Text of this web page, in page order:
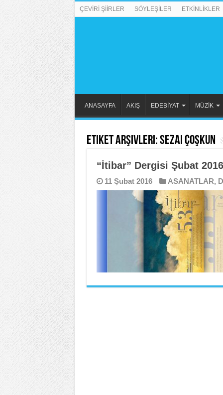
ÇEVİRİ ŞİİRLER SÖYLEŞİLER ETKİNLİKLER
ANASAYFA AKIŞ EDEBİYAT MÜZİK
Etiket Arşivleri:Sezai Çoşkun
“İtibar” Dergisi Şubat 2016
11 Şubat 2016 ASANATLAR,